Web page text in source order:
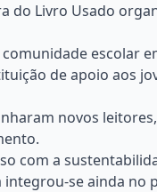
do Livro Usado
escolar
de apoio aos
novos
com a
se ainda no